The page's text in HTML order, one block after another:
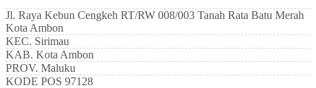
Jl. Raya Kebun Cengkeh RT/RW 008/003 Tanah Rata Batu Merah
Kota Ambon
KEC. Sirimau
KAB. Kota Ambon
PROV. Maluku
KODE POS 97128